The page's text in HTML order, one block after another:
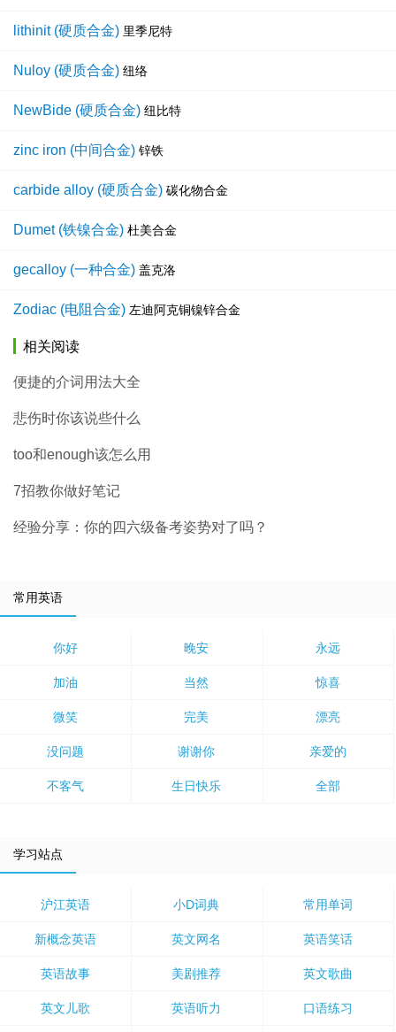
lithinit (硬质合金) 里季尼特
Nuloy (硬质合金) 纽络
NewBide (硬质合金) 纽比特
zinc iron (中间合金) 锌铁
carbide alloy (硬质合金) 碳化物合金
Dumet (铁镍合金) 杜美合金
gecalloy (一种合金) 盖克洛
Zodiac (电阻合金) 左迪阿克铜镍锌合金
相关阅读
便捷的介词用法大全
悲伤时你该说些什么
too和enough该怎么用
7招教你做好笔记
经验分享：你的四六级备考姿势对了吗？
常用英语
你好 晚安 永远
加油 当然 惊喜
微笑 完美 漂亮
没问题 谢谢你 亲爱的
不客气 生日快乐 全部
学习站点
沪江英语 小D词典 常用单词
新概念英语 英文网名 英语笑话
英语故事 美剧推荐 英文歌曲
英文儿歌 英语听力 口语练习